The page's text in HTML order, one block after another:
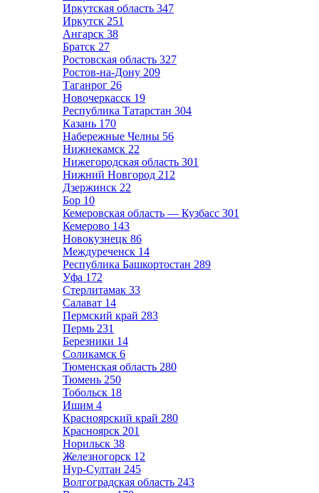
Иркутская область 347
Иркутск 251
Ангарск 38
Братск 27
Ростовская область 327
Ростов-на-Дону 209
Таганрог 26
Новочеркасск 19
Республика Татарстан 304
Казань 170
Набережные Челны 56
Нижнекамск 22
Нижегородская область 301
Нижний Новгород 212
Дзержинск 22
Бор 10
Кемеровская область — Кузбасс 301
Кемерово 143
Новокузнецк 86
Междуреченск 14
Республика Башкортостан 289
Уфа 172
Стерлитамак 33
Салават 14
Пермский край 283
Пермь 231
Березники 14
Соликамск 6
Тюменская область 280
Тюмень 250
Тобольск 18
Ишим 4
Красноярский край 280
Красноярск 201
Норильск 38
Железногорск 12
Нур-Султан 245
Волгоградская область 243